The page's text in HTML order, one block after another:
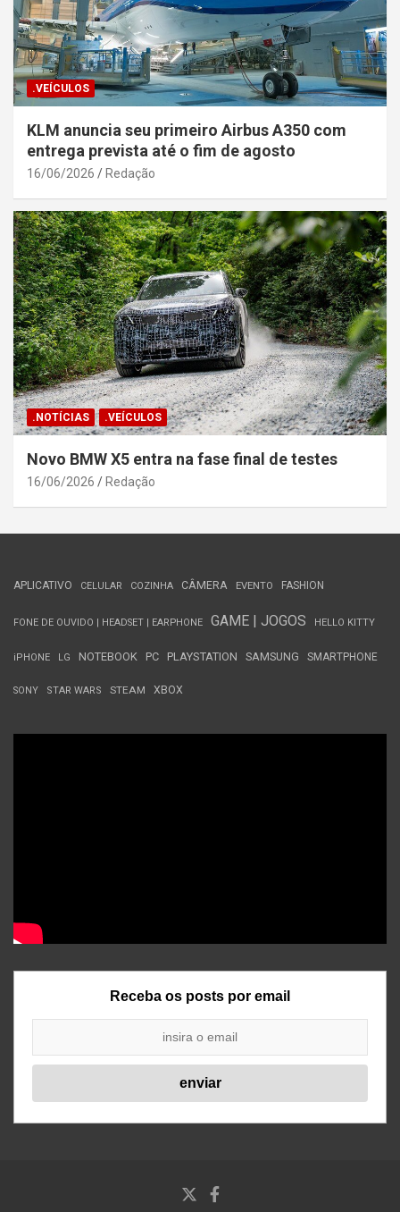
.VEÍCULOS
KLM anuncia seu primeiro Airbus A350 com
entrega prevista até o fim de agosto
16/06/2026 Redação
.NOTÍCIAS .VEÍCULOS
Novo BMW X5 entra na fase final de testes
16/06/2026 Redação
APLICATIVO CELULAR COZINHA CÂMERA EVENTO FASHION
FONE DE OUVIDO | HEADSET | EARPHONE GAME | JOGOS HELLO KITTY
iPHONE LG NOTEBOOK PC PLAYSTATION SAMSUNG SMARTPHONE
SONY STAR WARS STEAM XBOX
Receba os posts por email